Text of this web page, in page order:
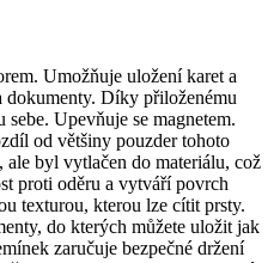
Umožňuje uložení karet a
dokumenty. Díky přiloženému
sebe. Upevňuje se magnetem.
od většiny pouzder tohoto
ale byl vytlačen do materiálu, což
proti oděru a vytváří povrch
texturou, kterou lze cítit prsty.
do kterých můžete uložit jak
zaručuje bezpečné držení